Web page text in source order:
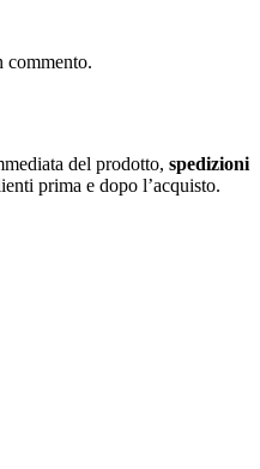
commento.
del prodotto, spedizioni
prima e dopo l’acquisto.